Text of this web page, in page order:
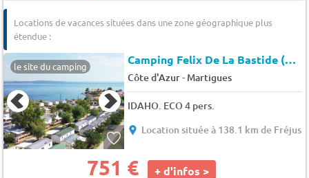
Locations de vacances situées dans une zone géographique plus
étendue :
le site du camping Camping Felix De La Bastide (Saint-Mitre-les-Remparts à 8 km)
Côte d'Azur- Martigues
IDAHO. ECO 4 pers.
Location située à 138.1 km de Fréjus
751 € + d'infos >